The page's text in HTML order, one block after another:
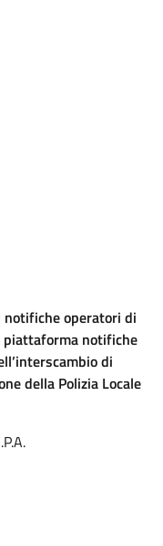
operatori di
piattaforma notifiche
di
della Polizia Locale